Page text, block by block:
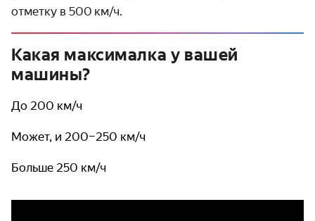
отметку в 500 км / ч.
Какая максималка у вашей
машины?
До 200 км/ч
Может, и 200–250 км/ч
Больше 250 км/ч